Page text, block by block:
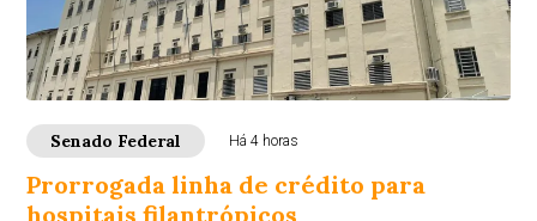
Senado Federal Há 4 horas
Prorrogada linha de crédito para
hospitais filantrópicos